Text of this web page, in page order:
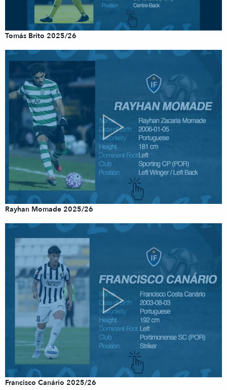
Tomás Brito 2025/26
Rayhan Momade 2025/26
Francisco Canário 2025/26